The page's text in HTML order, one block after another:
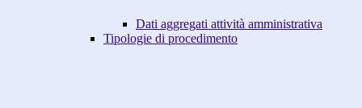
Dati aggregati attività amministrativa
Tipologie di procedimento